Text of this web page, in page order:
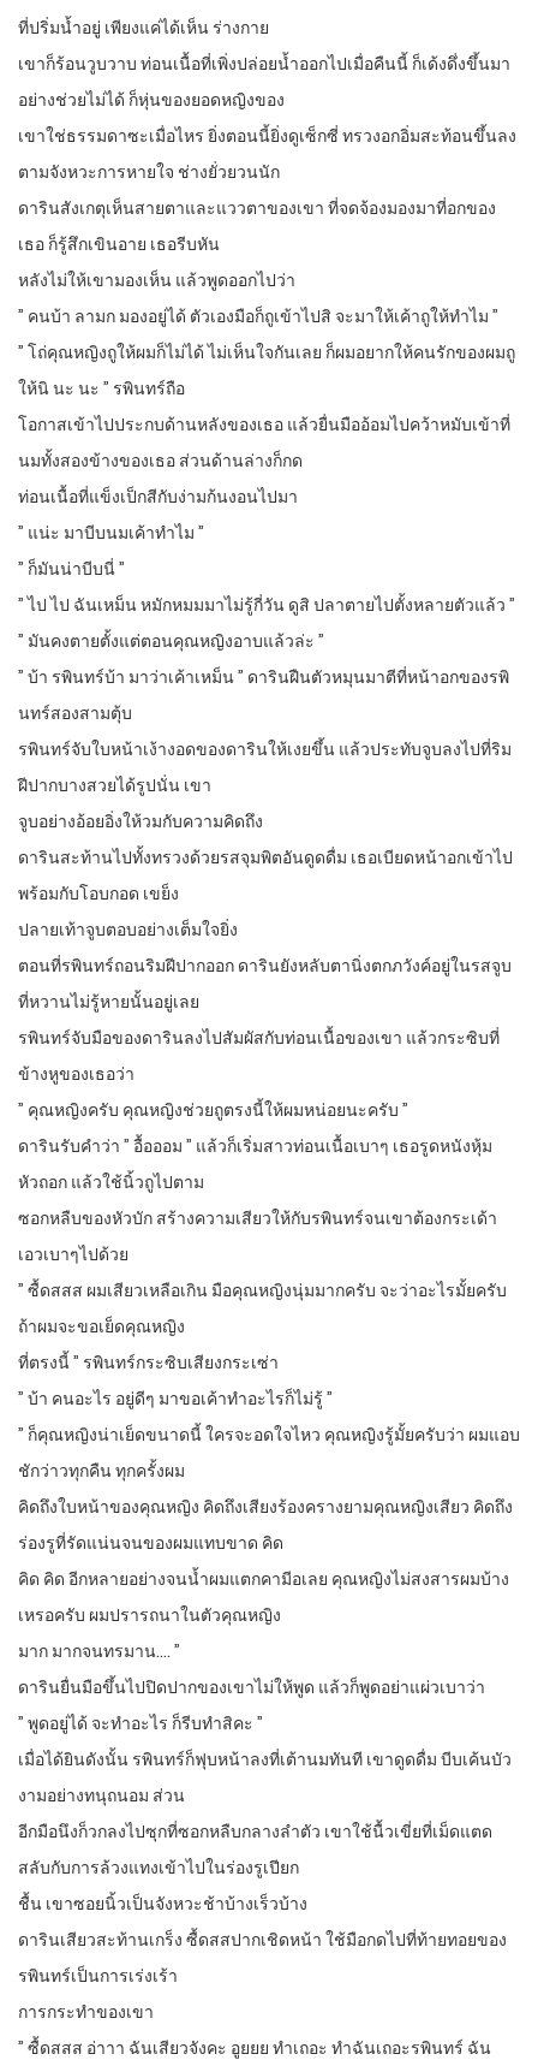
ที่ปริ่มน้ำอยู่ เพียงแค่ได้เห็น ร่างกาย
เขาก็ร้อนวูบวาบ ท่อนเนื้อที่เพิ่งปล่อยน้ำออกไปเมื่อคืนนี้ ก็เด้งดึ่งขึ้นมา
อย่างช่วยไม่ได้ ก็หุ่นของยอดหญิงของ
เขาใช่ธรรมดาซะเมื่อไหร ยิ่งตอนนี้ยิ่งดูเซ็กซี่ ทรวงอกอิ่มสะท้อนขึ้นลง
ตามจังหวะการหายใจ ช่างยั่วยวนนัก
ดารินสังเกตุเห็นสายตาและแววตาของเขา ที่จดจ้องมองมาที่อกของ
เธอ ก็รู้สึกเขินอาย เธอรีบหัน
หลังไม่ให้เขามองเห็น แล้วพูดออกไปว่า
” คนบ้า ลามก มองอยู่ได้ ตัวเองมือก็ถูเข้าไปสิ จะมาให้เค้าถูให้ทำไม ”
” โถ่คุณหญิงถูให้ผมก็ไม่ได้ ไม่เห็นใจกันเลย ก็ผมอยากให้คนรักของผมถู
ให้นิ นะ นะ ” รพินทร์ถือ
โอกาสเข้าไปประกบด้านหลังของเธอ แล้วยื่นมืออ้อมไปคว้าหมับเข้าที่
นมทั้งสองข้างของเธอ ส่วนด้านล่างก็กด
ท่อนเนื้อที่แข็งเป็กสีกับง่ามก้นงอนไปมา
” แน่ะ มาบีบนมเค้าทำไม ”
” ก็มันน่าบีบนี่ ”
” ไป ไป ฉันเหม็น หมักหมมมาไม่รู้กี่วัน ดูสิ ปลาตายไปตั้งหลายตัวแล้ว ”
” มันคงตายตั้งแต่ตอนคุณหญิงอาบแล้วล่ะ ”
” บ้า รพินทร์บ้า มาว่าเค้าเหม็น ” ดารินฝืนตัวหมุนมาตีที่หน้าอกของรพิ
นทร์สองสามตุ้บ
รพินทร์จับใบหน้าเง้างอดของดารินให้เงยขึ้น แล้วประทับจูบลงไปที่ริม
ฝีปากบางสวยได้รูปนั่น เขา
จูบอย่างอ้อยอิ่งให้วมกับความคิดถึง
ดารินสะท้านไปทั้งทรวงด้วยรสจุมพิตอันดูดดื่ม เธอเบียดหน้าอกเข้าไป
พร้อมกับโอบกอด เขย็ง
ปลายเท้าจูบตอบอย่างเต็มใจยิ่ง
ตอนที่รพินทร์ถอนริมฝีปากออก ดารินยังหลับตานิ่งตกภวังค์อยู่ในรสจูบ
ที่หวานไม่รู้หายนั้นอยู่เลย
รพินทร์จับมือของดารินลงไปสัมผัสกับท่อนเนื้อของเขา แล้วกระซิบที่
ข้างหูของเธอว่า
” คุณหญิงครับ คุณหญิงช่วยถูตรงนี้ให้ผมหน่อยนะครับ ”
ดารินรับคำว่า ” อื้อออม ” แล้วก็เริ่มสาวท่อนเนื้อเบาๆ เธอรูดหนังหุ้ม
หัวถอก แล้วใช้นิ้วถูไปตาม
ซอกหลืบของหัวบัก สร้างความเสียวให้กับรพินทร์จนเขาต้องกระเด้า
เอวเบาๆไปด้วย
” ซื้ดสสส ผมเสียวเหลือเกิน มือคุณหญิงนุ่มมากครับ จะว่าอะไรมั้ยครับ
ถ้าผมจะขอเย็ดคุณหญิง
ที่ตรงนี้ ” รพินทร์กระซิบเสียงกระเซ่า
” บ้า คนอะไร อยู่ดีๆ มาขอเค้าทำอะไรก็ไม่รู้ ”
” ก็คุณหญิงน่าเย็ดขนาดนี้ ใครจะอดใจไหว คุณหญิงรู้มั้ยครับว่า ผมแอบ
ชักว่าวทุกคืน ทุกครั้งผม
คิดถึงใบหน้าของคุณหญิง คิดถึงเสียงร้องครางยามคุณหญิงเสียว คิดถึง
ร่องรูที่รัดแน่นจนของผมแทบขาด คิด
คิด คิด อีกหลายอย่างจนน้ำผมแตกคามีอเลย คุณหญิงไม่สงสารผมบ้าง
เหรอครับ ผมปรารถนาในตัวคุณหญิง
มาก มากจนทรมาน…. ”
ดารินยื่นมือขึ้นไปปิดปากของเขาไม่ให้พูด แล้วก็พูดอย่าแผ่วเบาว่า
” พูดอยู่ได้ จะทำอะไร ก็รีบทำสิคะ ”
เมื่อได้ยินดังนั้น รพินทร์ก็ฟุบหน้าลงที่เต้านมทันที เขาดูดดื่ม บีบเค้นบัว
งามอย่างทนุถนอม ส่วน
อีกมือนึงก็วกลงไปซุกที่ซอกหลืบกลางลำตัว เขาใช้นื้วเขี่ยที่เม็ดแตด
สลับกับการล้วงแทงเข้าไปในร่องรูเปียก
ชื้น เขาซอยนิ้วเป็นจังหวะช้าบ้างเร็วบ้าง
ดารินเสียวสะท้านเกร็ง ซื้ดสสปากเชิดหน้า ใช้มือกดไปที่ท้ายทอยของ
รพินทร์เป็นการเร่งเร้า
การกระทำของเขา
” ซื้ดสสส อ่าาา ฉันเสียวจังคะ อูยยย ทำเถอะ ทำฉันเถอะรพินทร์ ฉัน